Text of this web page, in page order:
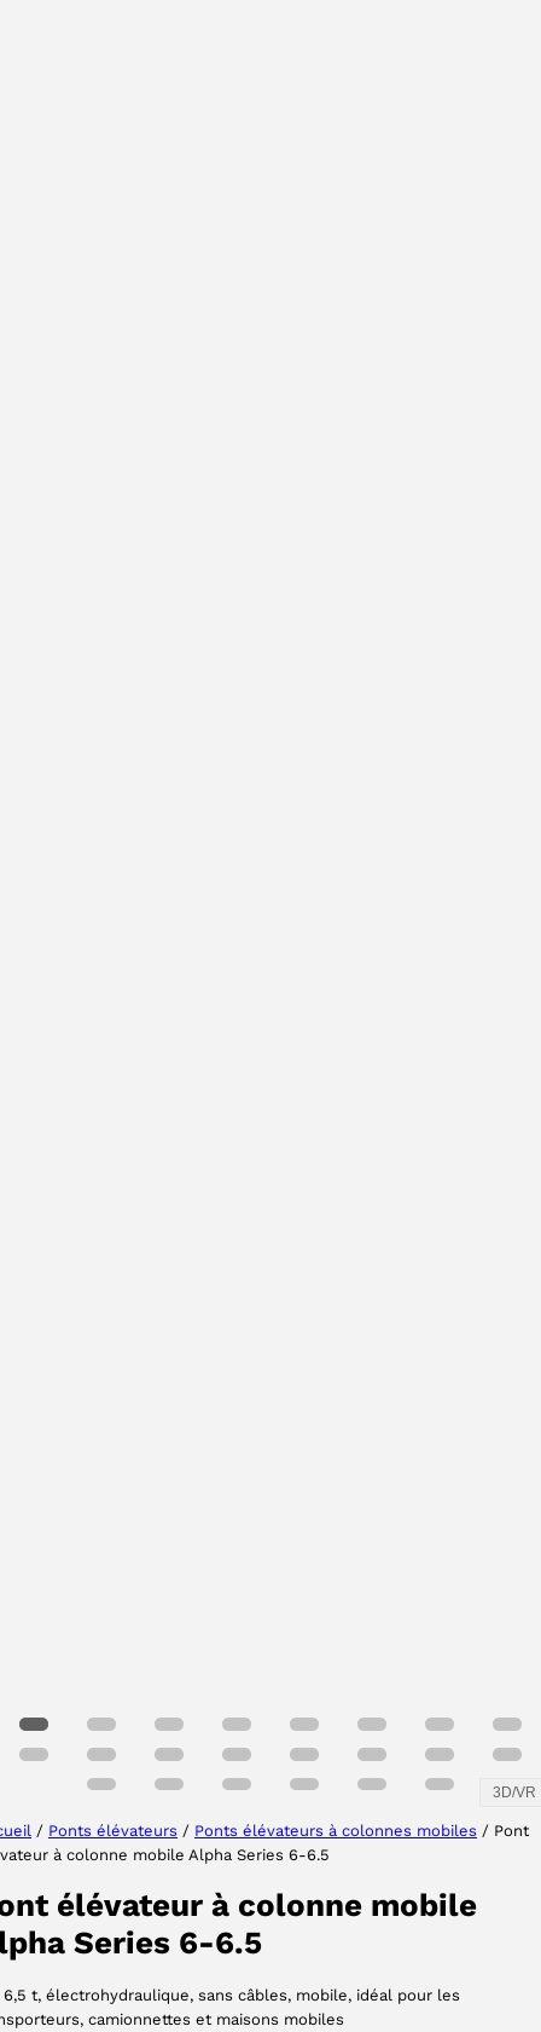
3D/VR
/ Ponts élévateurs / Ponts élévateurs à colonnes mobiles / Pont
à colonne mobile Alpha Series 6-6.5
élévateur à colonne mobile
Series 6-6.5
6,5 t, électrohydraulique, sans câbles, mobile, idéal pour les
camionnettes et maisons mobiles